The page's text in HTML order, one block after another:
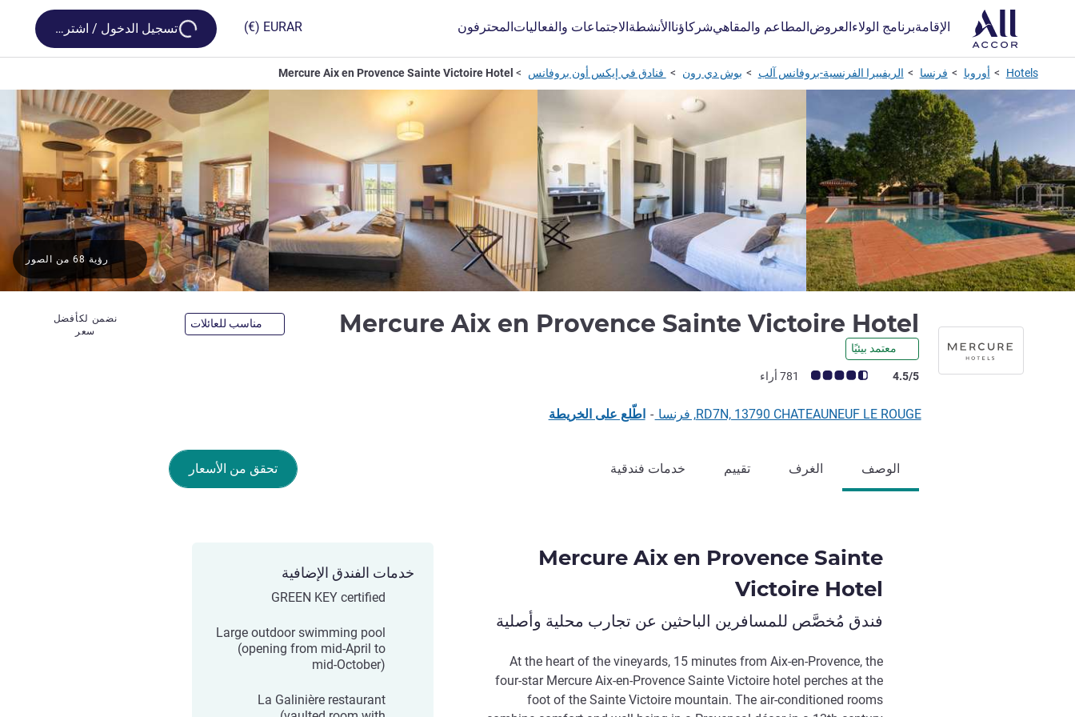
الإقامةبرنامج الولاءالعروضالمطاعم والمقاهيشركاؤناالأنشطةالاجتماعات والفعالياتالمحترفون AR
EUR
(€)
Loading...
تسجيل الدخول / اشترك
Hotels أوروبا فرنسا الريفييرا الفرنسية-بروفانس آلب بوش دي رون فنادق في إيكس أون بروفانس Mercure Aix en Provence Sainte Victoire Hotel
Mercure Aix en Provence Sainte Victoire Hotel
مناسب للعائلات
معتمد بيئيًا
ملاحظة أراء العملاء (رأي ALL)
4.5/5 781 أراء
نضمن لكأفضل
سعر
رؤية 68 من الصور
RD7N, 13790 CHATEAUNEUF LE ROUGE, فرنسا - اطّلع على الخريطة
تحقق من الأسعار الوصف الغرف تقييم خدمات فندقية
Mercure Aix en Provence Sainte
Victoire Hotel
فندق مُخصَّص للمسافرين الباحثين عن تجارب محلية وأصلية
At the heart of the vineyards, 15 minutes from Aix-en-Provence, the
four-star Mercure Aix-en-Provence Sainte Victoire hotel perches at the
foot of the Sainte Victoire mountain. The air-conditioned rooms
خدمات الفندق الإضافية
GREEN KEY certified
Large outdoor swimming pool
(opening from mid-April to
mid-October)
La Galinière restaurant